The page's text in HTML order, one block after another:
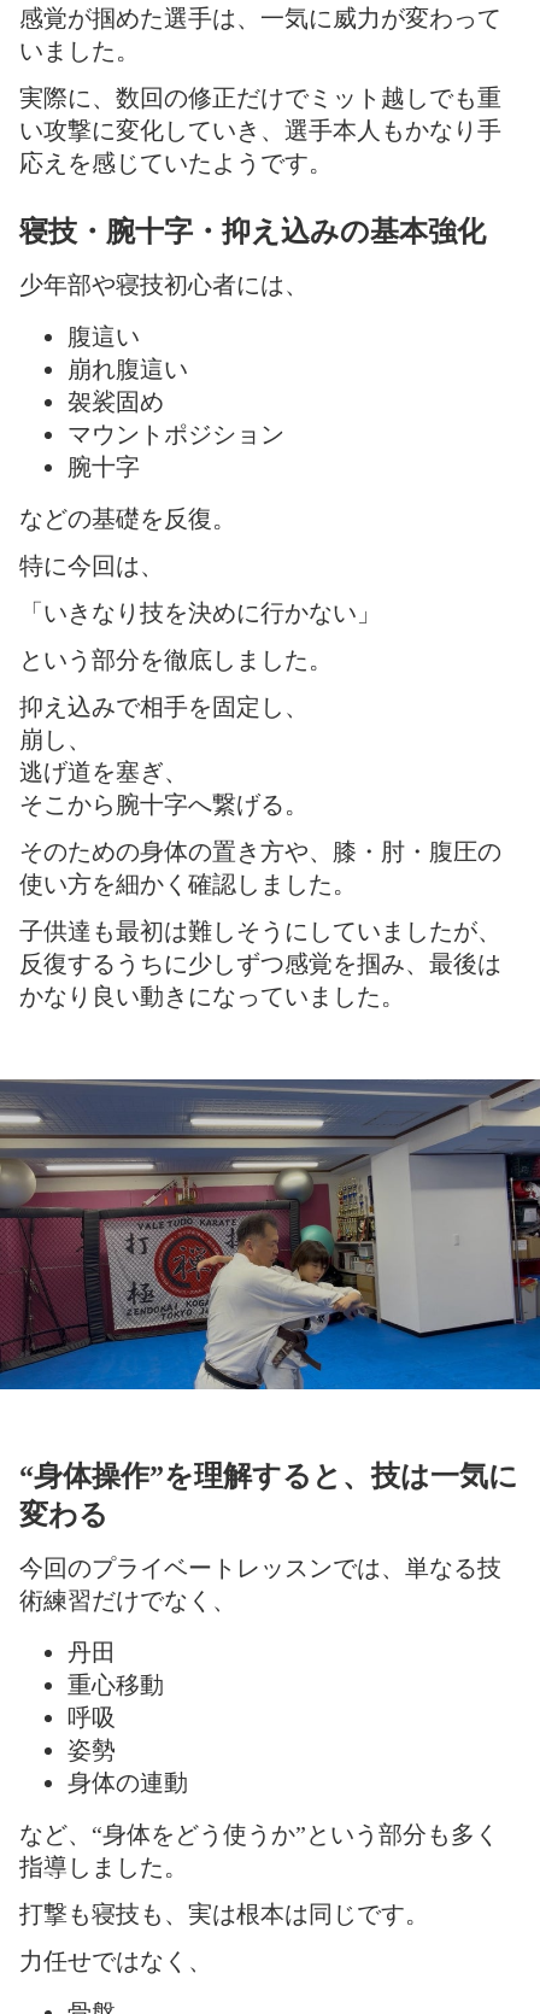
感覚が掴めた選手は、一気に威力が変わって
いました。
実際に、数回の修正だけでミット越しでも重
い攻撃に変化していき、選手本人もかなり手
応えを感じていたようです。
寝技・腕十字・抑え込みの基本強化
少年部や寝技初心者には、
腹這い
崩れ腹這い
袈裟固め
マウントポジション
腕十字
などの基礎を反復。
特に今回は、
「いきなり技を決めに行かない」
という部分を徹底しました。
抑え込みで相手を固定し、
崩し、
逃げ道を塞ぎ、
そこから腕十字へ繋げる。
そのための身体の置き方や、膝・肘・腹圧の
使い方を細かく確認しました。
子供達も最初は難しそうにしていましたが、
反復するうちに少しずつ感覚を掴み、最後は
かなり良い動きになっていました。
“身体操作”を理解すると、技は一気に
変わる
今回のプライベートレッスンでは、単なる技
術練習だけでなく、
丹田
重心移動
呼吸
姿勢
身体の連動
など、“身体をどう使うか”という部分も多く
指導しました。
打撃も寝技も、実は根本は同じです。
力任せではなく、